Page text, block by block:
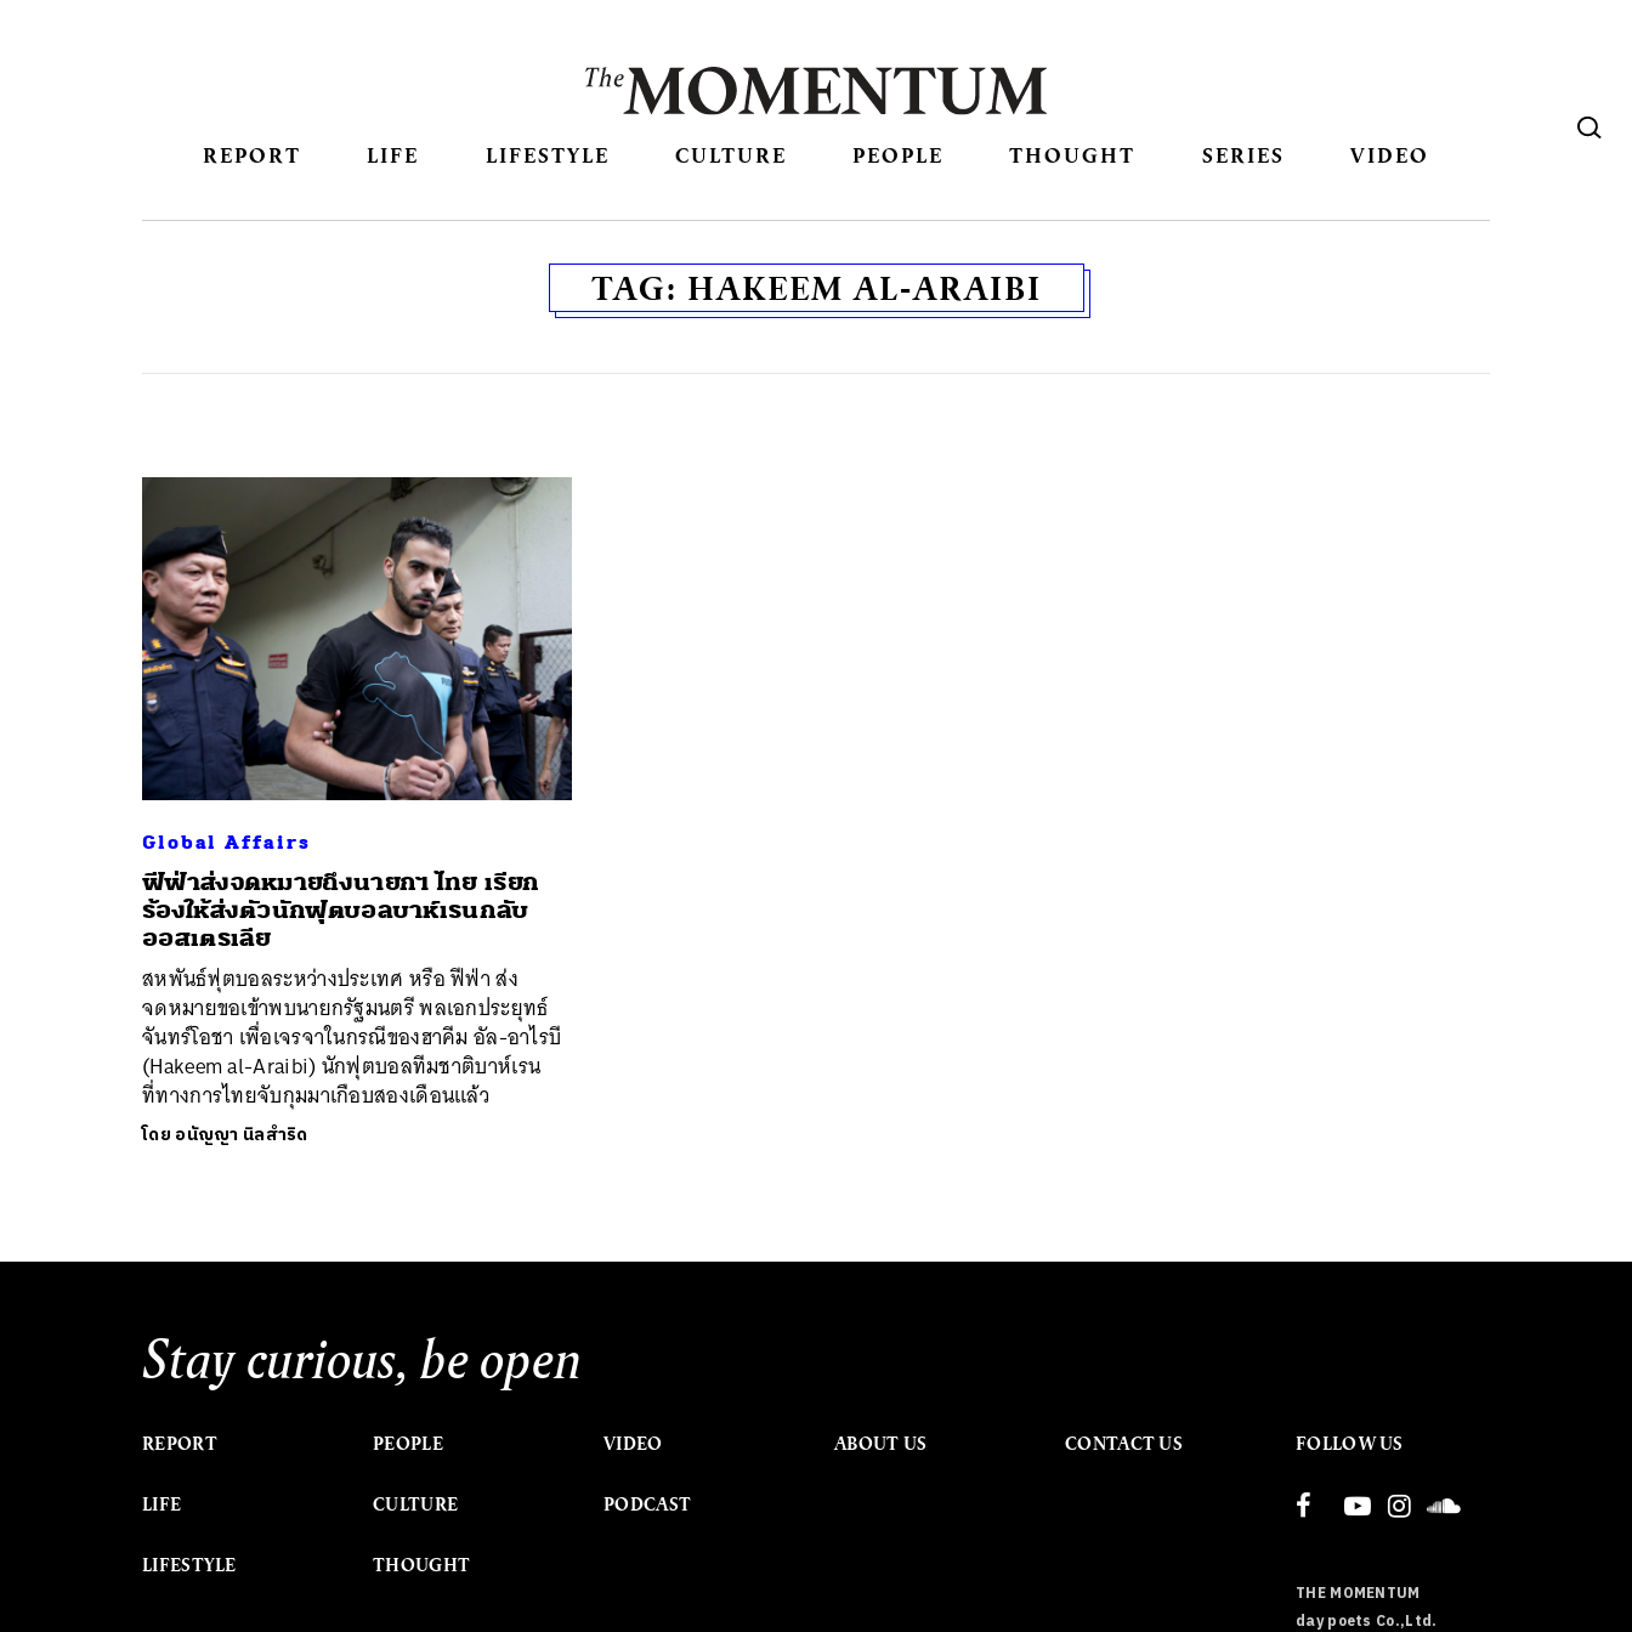
REPORT LIFE LIFESTYLE CULTURE PEOPLE THOUGHT SERIES VIDEO
TAG: HAKEEM AL-ARAIBI
Global Affairs
ฟีฟ่าส่งจดหมายถึงนายกฯ ไทย เรียก
ร้องให้ส่งตัวนักฟุตบอลบาห์เรนกลับ
ออสเตรเลีย
สหพันธ์ฟุตบอลระหว่างประเทศ หรือ ฟีฟ่า ส่ง
จดหมายขอเข้าพบนายกรัฐมนตรี พลเอกประยุทธ์
จันทร์โอชา เพื่อเจรจาในกรณีของฮาคีม อัล-อาไรบี
(Hakeem al-Araibi) นักฟุตบอลทีมชาติบาห์เรน
ที่ทางการไทยจับกุมมาเกือบสองเดือนแล้ว
โดย อนัญญา นิลสำริด
Stay curious, be open
REPORT
LIFE
LIFESTYLE
PEOPLE
CULTURE
THOUGHT
VIDEO
PODCAST
ABOUT US CONTACT US FOLLOW US
THE MOMENTUM
day poets Co.,Ltd.
ค้นหา